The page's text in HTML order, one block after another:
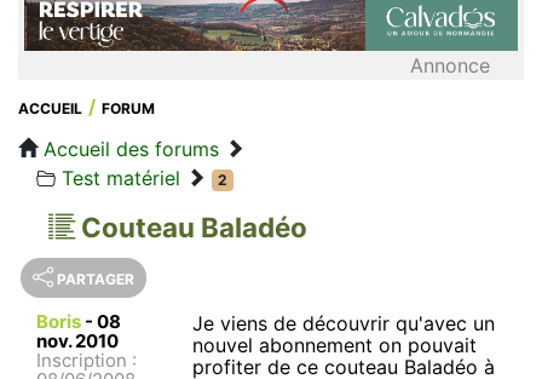
Annonce
ACCUEIL FORUM
Accueil des forums
Test matériel
2
Couteau Baladéo
PARTAGER
Boris - 08
nov. 2010
Inscription :
Je viens de découvrir qu'avec un
nouvel abonnement on pouvait
profiter de ce couteau Baladéo à